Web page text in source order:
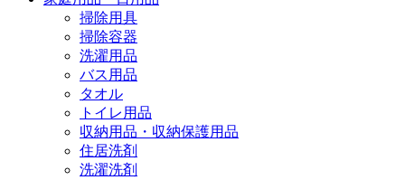
掃除用具
掃除容器
洗濯用品
バス用品
タオル
トイレ用品
収納用品・収納保護用品
住居洗剤
洗濯洗剤